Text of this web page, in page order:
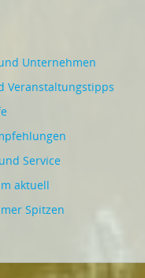
Unternehmen
Veranstaltungstipps
Service
aktuell
Spitzen